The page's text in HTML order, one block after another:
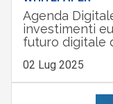
Agenda
investimenti
futuro digitale
02 Lug 2025